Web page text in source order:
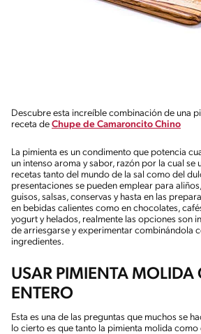
Descubre esta increíble combinación de una
receta de Chupe de Camaroncito Chino
La pimienta es un condimento que potencia
un intenso aroma y sabor, razón por la cual se
recetas tanto del mundo de la sal como del
presentaciones se pueden emplear para
guisos, salsas, conservas y hasta en las
en bebidas calientes como en chocolates,
yogurt y helados, realmente las opciones son
de arriesgarse y experimentar combinándola
ingredientes.
USAR PIMIENTA MOLIDA
ENTERO
Esta es una de las preguntas que muchos se
lo cierto es que tanto la pimienta molida